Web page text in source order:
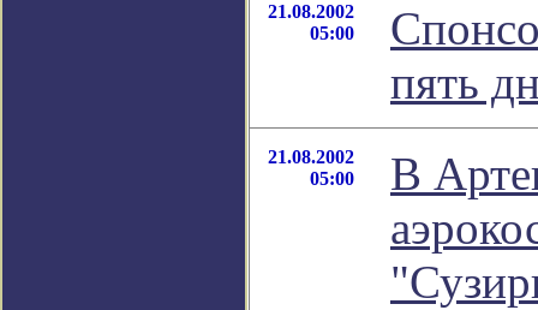
21.08.2002
05:00
пять
21.08.2002
05:00
В